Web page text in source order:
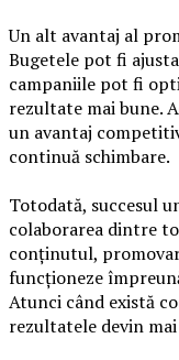
Un alt avantaj al
Bugetele pot fi
campaniile pot fi
rezultate mai bune.
un avantaj
continuă schimbare.
Totodată, succesul
colaborarea dintre
conținutul,
funcționeze
Atunci când există
rezultatele devin